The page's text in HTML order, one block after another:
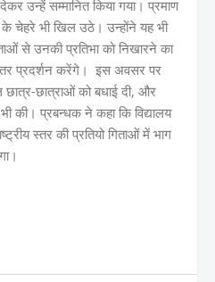
उन्हें सम्मानित किया गया। प्रमाण
चेहरे भी खिल उठे। उन्होंने यह भी
से उनकी प्रतिभा को निखारने का
प्रदर्शन करेंगे। इस अवसर पर
छात्र-छात्राओं को बधाई दी, और
की। प्रबन्धक ने कहा कि विद्यालय
स्तर की प्रतियो गिताओं में भाग